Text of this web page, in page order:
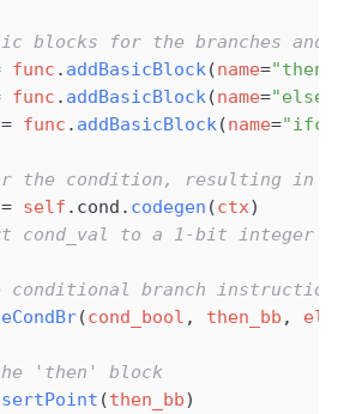
blocks for the branches and
func . addBasicBlock(name="then"
func . addBasicBlock(name="else"
= func . addBasicBlock(name=
the condition, resulting in
= self .cond. codegen (ctx)
cond_val to a 1-bit integer
conditional branch instruction
(cond_bool , then_bb ,
'then' block
(then_bb)